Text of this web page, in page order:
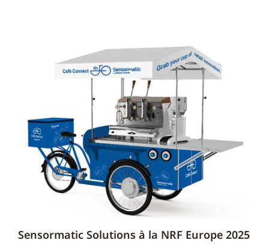
Sensormatic Solutions à la NRF Europe 2025